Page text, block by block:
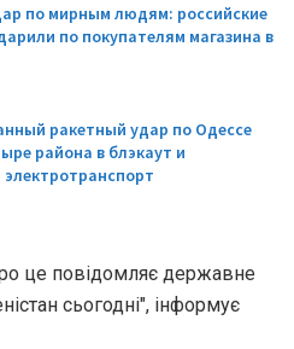
по мирным людям: российские
по покупателям магазина в
ракетный удар по Одессе
района в блэкаут и
электротранспорт
це повідомляє державне
сьогодні", інформує